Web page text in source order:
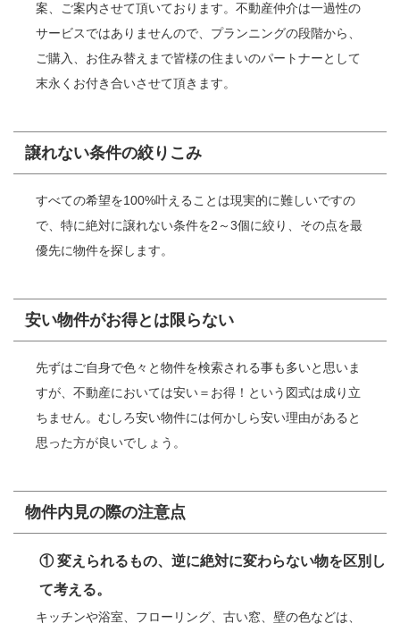
案、ご案内させて頂いております。不動産仲介は一過性の
サービスではありませんので、プランニングの段階から、
ご購入、お住み替えまで皆様の住まいのパートナーとして
末永くお付き合いさせて頂きます。
譲れない条件の絞りこみ
すべての希望を100%叶えることは現実的に難しいですの
で、特に絶対に譲れない条件を2～3個に絞り、その点を最
優先に物件を探します。
安い物件がお得とは限らない
先ずはご自身で色々と物件を検索される事も多いと思いま
すが、不動産においては安い＝お得！という図式は成り立
ちません。むしろ安い物件には何かしら安い理由があると
思った方が良いでしょう。
物件内見の際の注意点
① 変えられるもの、逆に絶対に変わらない物を区別し
て考える。
キッチンや浴室、フローリング、古い窓、壁の色などは、